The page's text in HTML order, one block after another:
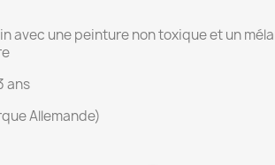
avec une peinture non toxique et un
ans
Allemande)